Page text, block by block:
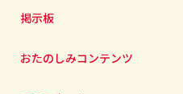
掲示板
おたのしみコンテンツ